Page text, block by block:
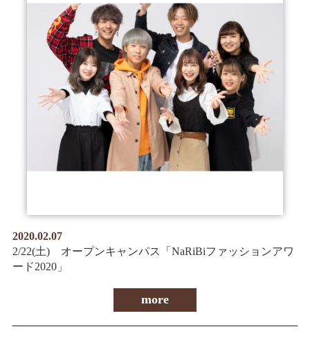
2020.02.07
2/22(土) オープンキャンパス「NaRiBiファッションアワ
ード2020」
more